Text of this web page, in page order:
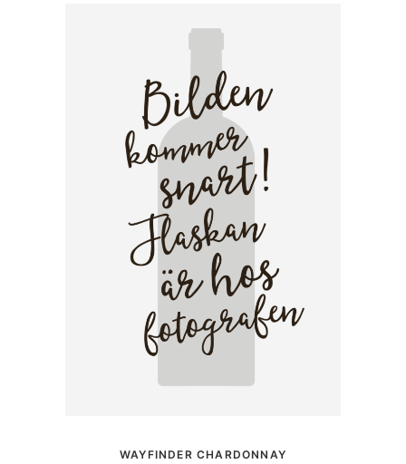
WAYFINDER CHARDONNAY